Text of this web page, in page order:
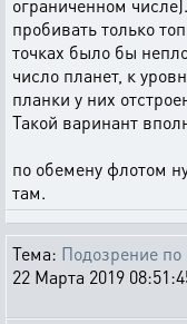
ограниченном
пробивать только
точках было бы
число планет, к
планки у них
Такой варинант
по обемену флотом
там.
Тема: Подозрение
22 Марта 2019